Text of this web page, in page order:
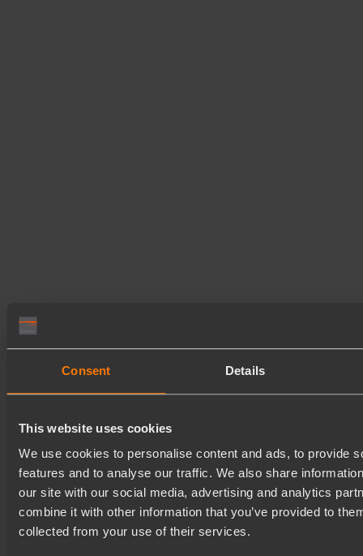
Consent Details
This website uses cookies
We use cookies to personalise content and ads, to provide
features and to analyse our traffic. We also share
our site with our social media, advertising and analytics
combine it with other information that you’ve provided to
collected from your use of their services.